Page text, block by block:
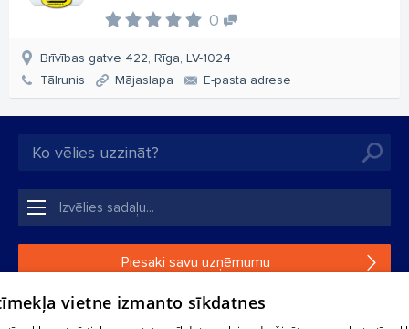
0
Brīvības gatve 422, Rīga, LV-1024
Tālrunis
Mājaslapa E-pasta adrese
Piesaki savu uzņēmumu
Ja tavs uzņēmums nav mūsu datubāzē, aizpildi vienkāršu
vietne izmanto sīkdatnes